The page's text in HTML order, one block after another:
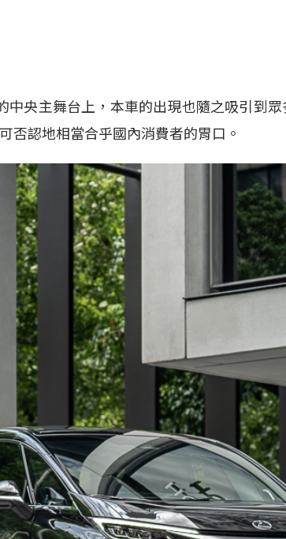
中央主舞台上，本車的出現也隨之吸引到
否認地相當合乎國內消費者的胃口。